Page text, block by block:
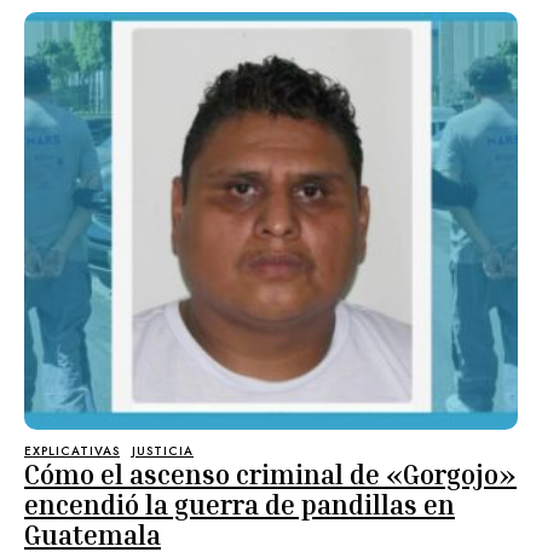
EXPLICATIVAS JUSTICIA
Cómo el ascenso criminal de «Gorgojo»
encendió la guerra de pandillas en
Guatemala